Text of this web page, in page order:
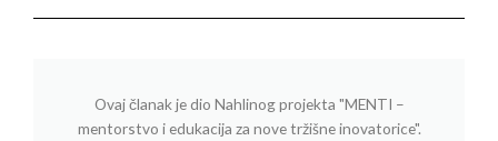
Ovaj članak je dio Nahlinog projekta "MENTI –
mentorstvo i edukacija za nove tržišne inovatorice".